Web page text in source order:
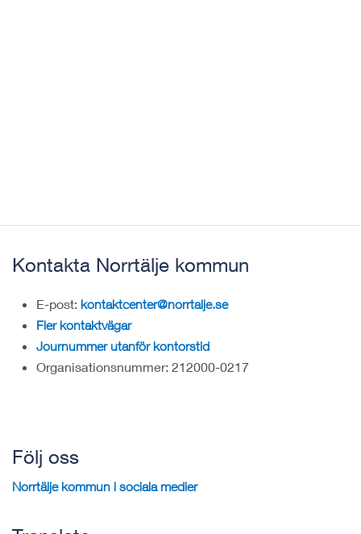
Kontakta Norrtälje kommun
E-post: kontaktcenter@norrtalje.se
Fler kontaktvägar
Journummer utanför kontorstid
Organisationsnummer: 212000-0217
Följ oss
Norrtälje kommun i sociala medier